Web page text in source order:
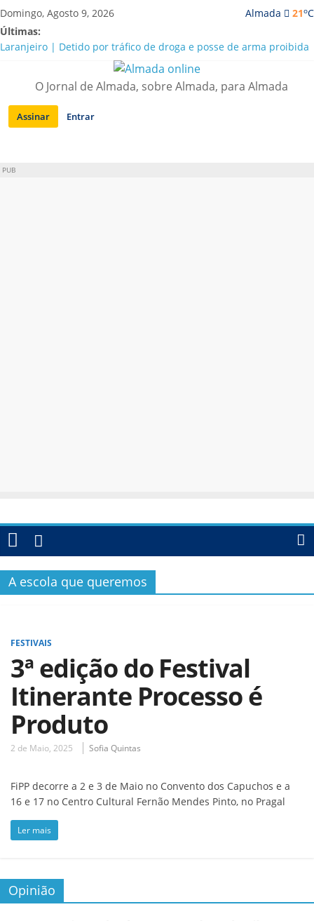
Saltar
para
conteúdo
Almada 21oC
Domingo, Agosto 9, 2026
Últimas:
Laranjeiro | Detido por tráfico de droga e posse de arma proibida
A “crise” da água em Almada: ilações e ensinamentos necessários
Costa da Caparica | Polícia Marítima e ASAE detectam
irregularidades em habitações e restaurantes
APA diz que falta de água em Almada “foi um problema de má
O Jornal de Almada, sobre Almada, para Almada
Assinar Entrar
PUB
A escola que queremos
FESTIVAIS
3ª edição do Festival
Itinerante Processo é
Produto
2 de Maio, 2025 Sofia Quintas
FiPP decorre a 2 e 3 de Maio no Convento dos Capuchos e a
16 e 17 no Centro Cultural Fernão Mendes Pinto, no Pragal
Ler mais
Opinião